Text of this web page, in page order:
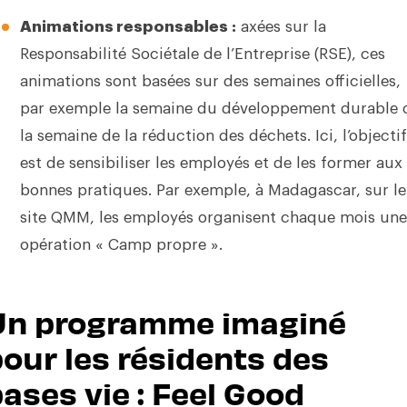
Animations responsables : axées sur la
Responsabilité Sociétale de l’Entreprise (RSE), ces
animations sont basées sur des semaines officielles,
par exemple la semaine du développement durable
la semaine de la réduction des déchets. Ici, l’objectif
est de sensibiliser les employés et de les former aux
bonnes pratiques. Par exemple, à Madagascar, sur le
site QMM, les employés organisent chaque mois une
opération « Camp propre ».
programme imaginé
les résidents des
vie : Feel Good